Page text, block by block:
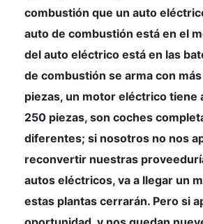
combustión que un auto
auto de combustión está en el
del auto eléctrico está en las
de combustión se arma con
piezas, un motor eléctrico tiene
250 piezas, son coches
diferentes; si nosotros no nos
reconvertir nuestras
autos eléctricos, va a llegar un
estas plantas cerrarán. Pero si